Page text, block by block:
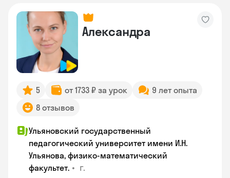
Александра
5 от 1733 ₽ за урок
9 лет опыта
8 отзывов
Ульяновский государственный
педагогический университет имени И.Н.
Ульянова, физико-математический
факультет. • г.